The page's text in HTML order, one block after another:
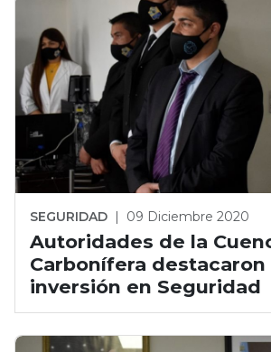
SEGURIDAD | 09 Diciembre 2020
Autoridades de la
Carbonífera destacaron
inversión en Seguridad